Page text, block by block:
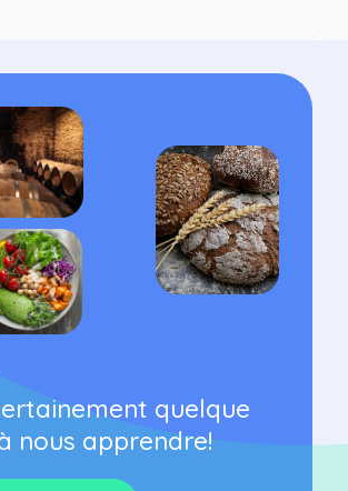
quelque
nous apprendre!